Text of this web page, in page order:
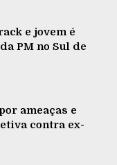
e jovem é
PM no Sul de
ameaças e
contra ex-